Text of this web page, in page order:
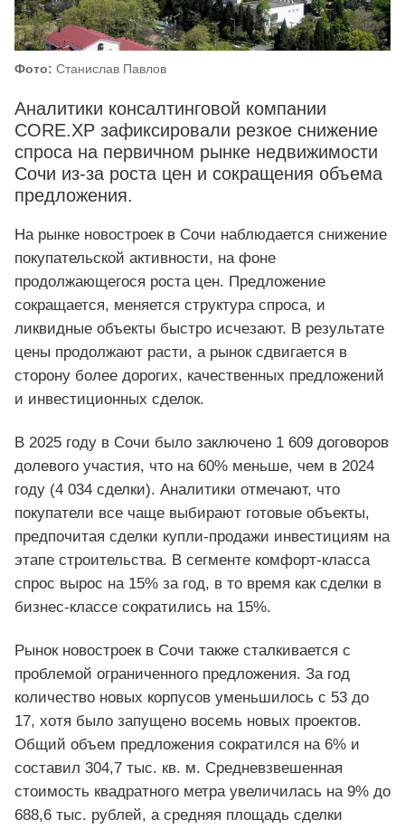
Фото: Станислав Павлов
Аналитики консалтинговой компании
CORE.XP зафиксировали резкое снижение
спроса на первичном рынке недвижимости
Сочи из-за роста цен и сокращения объема
предложения.
На рынке новостроек в Сочи наблюдается снижение
покупательской активности, на фоне
продолжающегося роста цен. Предложение
сокращается, меняется структура спроса, и
ликвидные объекты быстро исчезают. В результате
цены продолжают расти, а рынок сдвигается в
сторону более дорогих, качественных предложений
и инвестиционных сделок.
В 2025 году в Сочи было заключено 1 609 договоров
долевого участия, что на 60% меньше, чем в 2024
году (4 034 сделки). Аналитики отмечают, что
покупатели все чаще выбирают готовые объекты,
предпочитая сделки купли-продажи инвестициям на
этапе строительства. В сегменте комфорт-класса
спрос вырос на 15% за год, в то время как сделки в
бизнес-классе сократились на 15%.
Рынок новостроек в Сочи также сталкивается с
проблемой ограниченного предложения. За год
количество новых корпусов уменьшилось с 53 до
17, хотя было запущено восемь новых проектов.
Общий объем предложения сократился на 6% и
составил 304,7 тыс. кв. м. Средневзвешенная
стоимость квадратного метра увеличилась на 9% до
688,6 тыс. рублей, а средняя площадь сделки